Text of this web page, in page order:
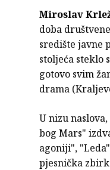
Miroslav
doba
središte javne
stoljeća steklo
gotovo svim
drama
U nizu
bog Mars"
agoniji",
pjesnička